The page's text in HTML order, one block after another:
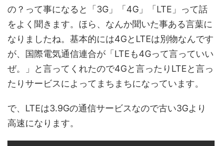
の？って事になると「3G」「4G」「LTE」って話
をよく聞きます。ほら、なんか聞いた事ある言葉に
なりましたね。基本的には4GとLTEは別物なんです
が、国際電気通信連合が「LTEも4Gって言っていい
ぜ。」と言ってくれたので4Gと言ったりLTEと言っ
たりサービスによってまちまちになっています。
で、LTEは3.9Gの通信サービスなので古い3Gより
高速になります。